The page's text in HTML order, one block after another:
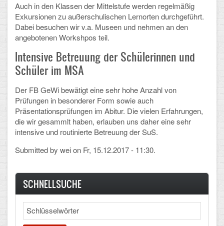
Sekretariat
Ganztagsschule
Schulsozialarbeit
Arbeitsgemeinschaften
Klima-Projekt
Elternchor
Ehemalige
Schulzeitung: Der Gottfried
Auch in den Klassen der Mittelstufe werden regelmäßig
Exkursionen zu außerschulischen Lernorten durchgeführt.
Dabei besuchen wir v.a. Museen und nehmen an den
angebotenen Workshpos teil.
Intensive Betreuung der Schülerinnen und
Schüler im MSA
Der FB GeWi bewätigt eine sehr hohe Anzahl von
Prüfungen in besonderer Form sowie auch
Präsentationsprüfungen im Abitur. Die vielen Erfahrungen,
die wir gesammlt haben, erlauben uns daher eine sehr
intensive und routinierte Betreuung der SuS.
Submitted by weion Fr, 15.12.2017 - 11:30.
SCHNELLSUCHE
Search